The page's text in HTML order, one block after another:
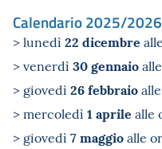
Calendario 2025/
> lunedì 22 dicembre
> venerdì 30 gennaio
> giovedì 26 febbraio
> mercoledì 1 aprile alle
> giovedì 7 maggioalle